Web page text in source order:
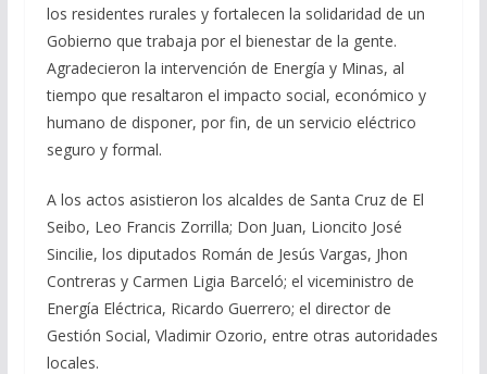
los residentes rurales y fortalecen la solidaridad de un
Gobierno que trabaja por el bienestar de la gente.
Agradecieron la intervención de Energía y Minas, al
tiempo que resaltaron el impacto social, económico y
humano de disponer, por fin, de un servicio eléctrico
seguro y formal.
A los actos asistieron los alcaldes de Santa Cruz de El
Seibo, Leo Francis Zorrilla; Don Juan, Lioncito José
Sincilie, los diputados Román de Jesús Vargas, Jhon
Contreras y Carmen Ligia Barceló; el viceministro de
Energía Eléctrica, Ricardo Guerrero; el director de
Gestión Social, Vladimir Ozorio, entre otras autoridades
locales.